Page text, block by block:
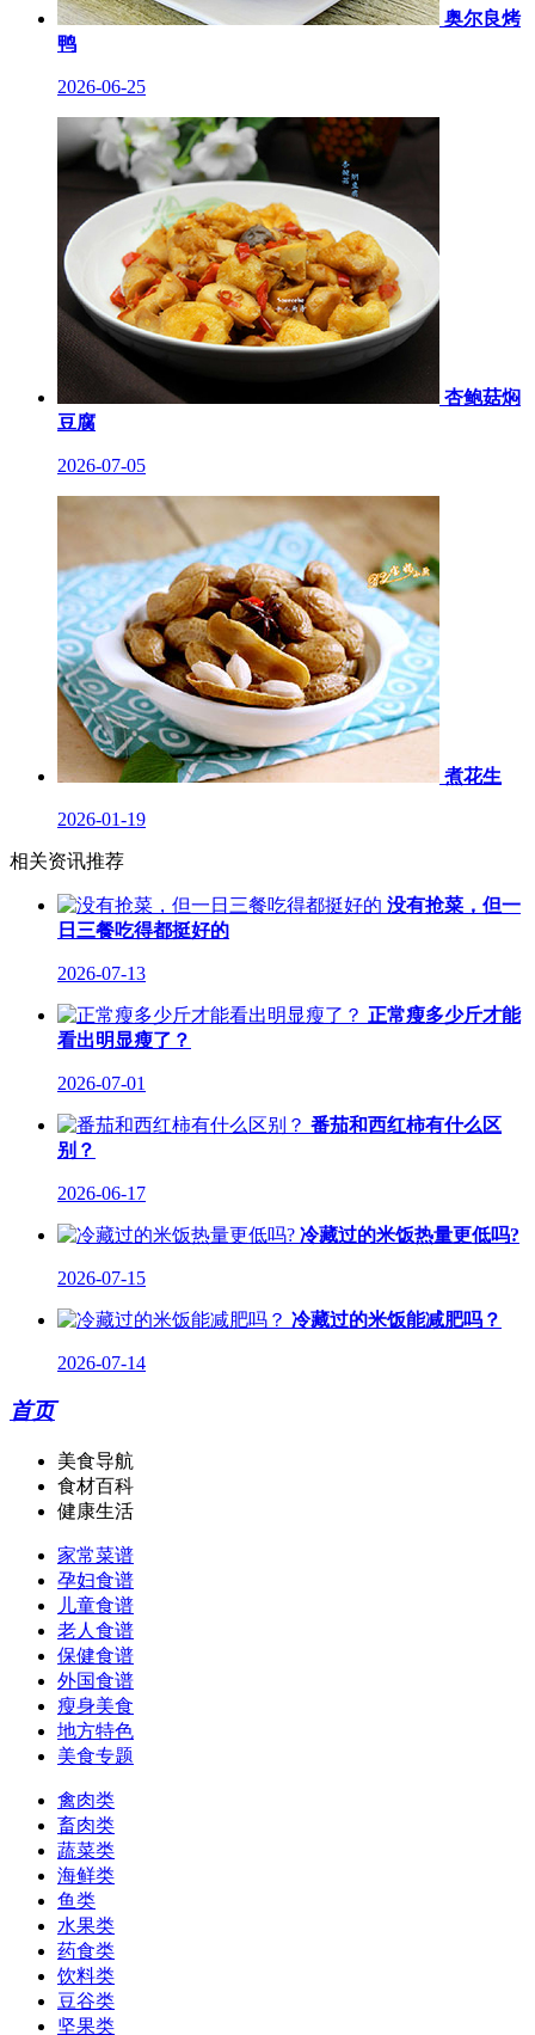
奥尔良烤
鸭
2026-06-25
杏鲍菇焖
豆腐
2026-07-05
煮花生
2026-01-19
相关资讯推荐
没有抢菜，但一
日三餐吃得都挺好的
2026-07-13
正常瘦多少斤才能
看出明显瘦了？
2026-07-01
番茄和西红柿有什么区
别？
2026-06-17
冷藏过的米饭热量更低吗?
2026-07-15
冷藏过的米饭能减肥吗？
2026-07-14
首页
美食导航
食材百科
健康生活
家常菜谱
孕妇食谱
儿童食谱
老人食谱
保健食谱
外国食谱
瘦身美食
地方特色
美食专题
禽肉类
畜肉类
蔬菜类
海鲜类
鱼类
水果类
药食类
饮料类
豆谷类
坚果类